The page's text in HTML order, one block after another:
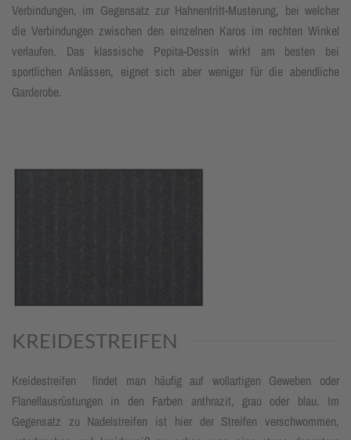
Verbindungen, im Gegensatz zur Hahnentritt-Musterung, bei welcher
die Verbindungen zwischen den einzelnen Karos im rechten Winkel
verlaufen. Das klassische Pepita-Dessin wirkt am besten bei
sportlichen Anlässen, eignet sich aber weniger für die abendliche
Garderobe.
KREIDESTREIFEN
Kreidestreifen findet man häufig auf wollartigen Geweben oder
Flanellausrüstungen in den Farben anthrazit, grau oder blau. Im
Gegensatz zu Nadelstreifen ist hier der Streifen verschwommen,